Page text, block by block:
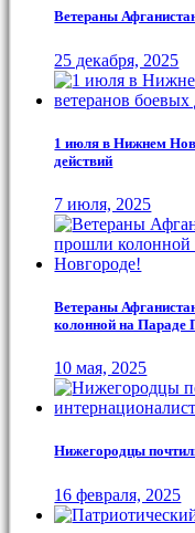
Ветераны
25 декабря, 2025
1 июля в Нижнем
действий
7 июля, 2025
Ветераны
колонной на
10 мая, 2025
Нижегородцы
16 февраля, 2025